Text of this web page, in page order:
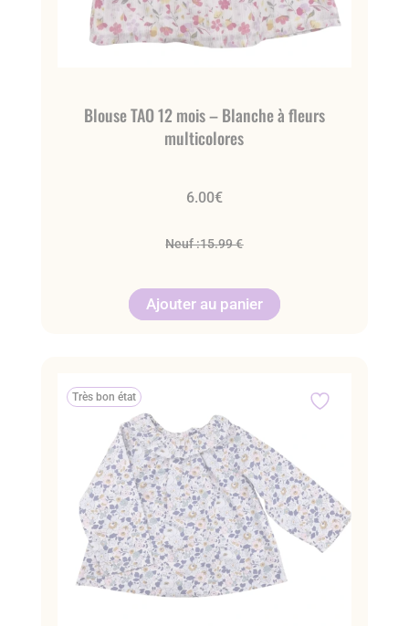
Blouse TAO 12 mois – Blanche à fleurs
multicolores
6.00€
Neuf :15.99 €
Ajouter au panier
Très bon état